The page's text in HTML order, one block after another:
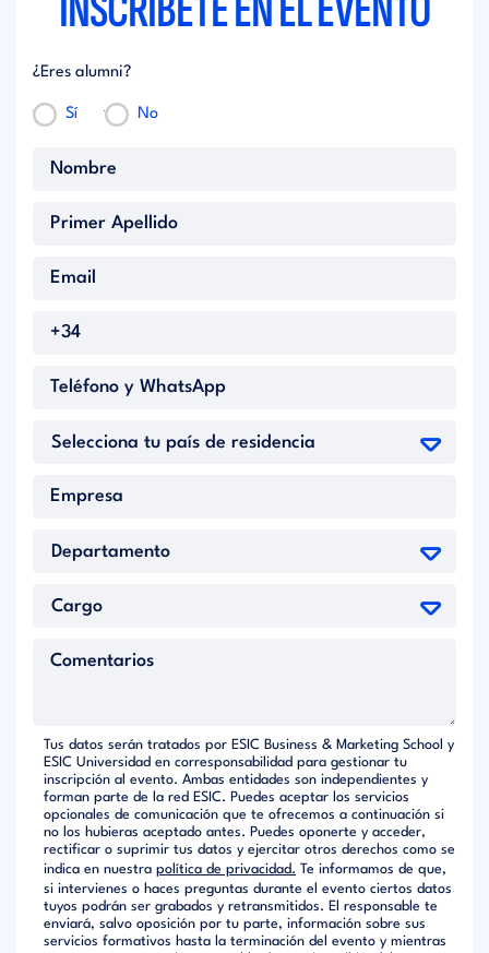
¿Eres alumni?
Sí No
Tus datos serán tratados por ESIC Business & Marketing School y
ESIC Universidad en corresponsabilidad para gestionar tu
inscripción al evento. Ambas entidades son independientes y
forman parte de la red ESIC. Puedes aceptar los servicios
opcionales de comunicación que te ofrecemos a continuación si
no los hubieras aceptado antes. Puedes oponerte y acceder,
rectificar o suprimir tus datos y ejercitar otros derechos como se
indica en nuestra política de privacidad. Te informamos de que,
si intervienes o haces preguntas durante el evento ciertos datos
tuyos podrán ser grabados y retransmitidos. El responsable te
enviará, salvo oposición por tu parte, información sobre sus
servicios formativos hasta la terminación del evento y mientras